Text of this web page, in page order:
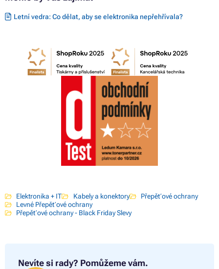
Letní vedra: Co dělat, aby se elektronika nepřehřívala?
Elektronika + IT Kabely a konektory
Přepěťové ochrany
Levné Přepěťové ochrany
Přepěťové ochrany - Black Friday Slevy
Nevíte si rady? Pomůžeme vám.